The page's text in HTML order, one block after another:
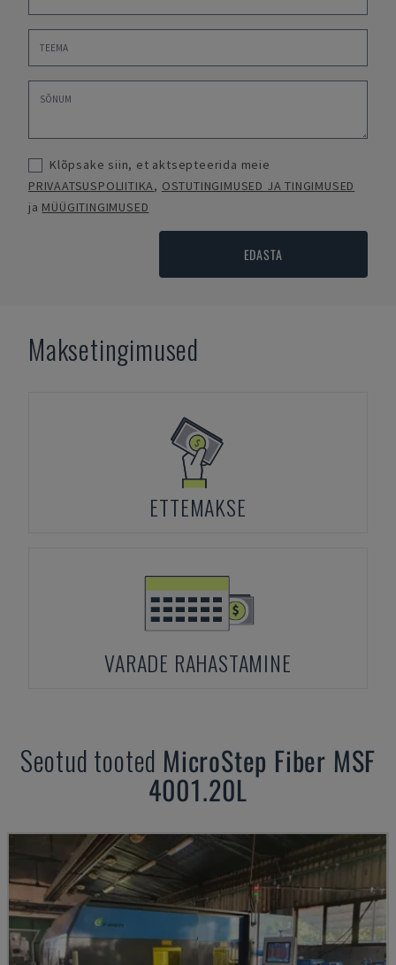
Klõpsake siin, et aktsepteerida meie
PRIVAATSUSPOLIITIKA, OSTUTINGIMUSED JA TINGIMUSED
ja MÜÜGITINGIMUSED
EDASTA
Maksetingimused
ETTEMAKSE
VARADE RAHASTAMINE
Seotud tooted MicroStep Fiber MSF
4001.20L